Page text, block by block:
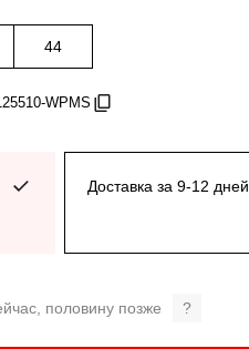
44
WPMS
Доставка за 9-12 дней
половину позже ?